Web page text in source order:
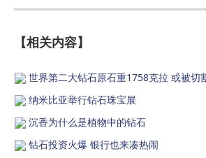
【相关内容】
世界第二大钻石原石重1758克拉 或被切
纳米比亚举行钻石珠宝展
沉香为什么是植物中的钻石
钻石投资火爆 银行也来凑热闹